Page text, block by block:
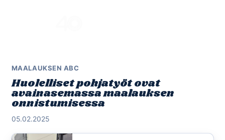
MAALAUKSEN ABC
Huolelliset pohjatyöt ovat
avainasemassa maalauksen
onnistumisessa
05.02.2025